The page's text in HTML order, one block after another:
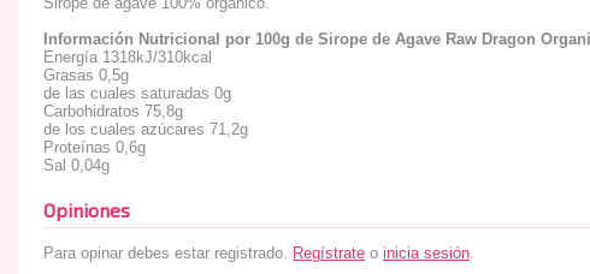
Información Nutricional por 100g de Sirope de Agave Raw Dragon
Energía 1318kJ/310kcal
Grasas 0,5g
de las cuales saturadas 0g
Carbohidratos 75,8g
de los cuales azúcares 71,2g
Proteínas 0,6g
Sal 0,04g
Opiniones
Para opinar debes estar registrado. Regístrate o inicia sesión.